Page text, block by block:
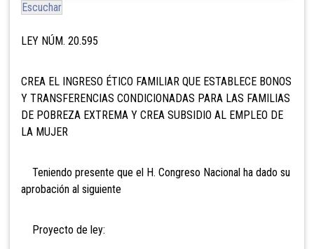
Escuchar
LEY NÚM. 20.595
CREA EL INGRESO ÉTICO FAMILIAR QUE ESTABLECE BONOS
Y TRANSFERENCIAS CONDICIONADAS PARA LAS FAMILIAS
DE POBREZA EXTREMA Y CREA SUBSIDIO AL EMPLEO DE
LA MUJER
Teniendo presente que el H. Congreso Nacional ha dado su
aprobación al siguiente
Proyecto de ley: